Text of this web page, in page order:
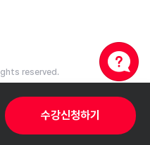
수강신청하기
reserved.